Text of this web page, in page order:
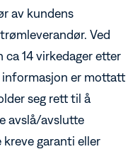
av kundens
Ved
14 virkedager etter
er mottatt
seg rett til å
avslå/avslutte
garanti eller